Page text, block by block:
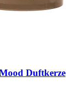
Duftkerze